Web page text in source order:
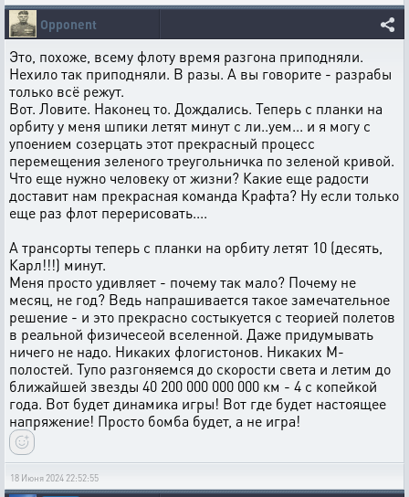
Opponent
Это, похоже, всему флоту время разгона приподняли.
Нехило так приподняли. В разы. А вы говорите - разрабы
только всё режут.
Вот. Ловите. Наконец то. Дождались. Теперь с планки на
орбиту у меня шпики летят минут с ли..уем... и я могу с
упоением созерцать этот прекрасный процесс
перемещения зеленого треугольничка по зеленой кривой.
Что еще нужно человеку от жизни? Какие еще радости
доставит нам прекрасная команда Крафта? Ну если только
еще раз флот перерисовать....
А трансорты теперь с планки на орбиту летят 10 (десять,
Карл!!!) минут.
Меня просто удивляет - почему так мало? Почему не
месяц, не год? Ведь напрашивается такое замечательное
решение - и это прекрасно состыкуется с теорией полетов
в реальной физичесеой вселенной. Даже придумывать
ничего не надо. Никаких флогистонов. Никаких М-
полостей. Тупо разгоняемся до скорости света и летим до
ближайшей звезды 40 200 000 000 000 км - 4 с копейкой
года. Вот будет динамика игры! Вот где будет настоящее
напряжение! Просто бомба будет, а не игра!
18 Июня 2024 22:52:55